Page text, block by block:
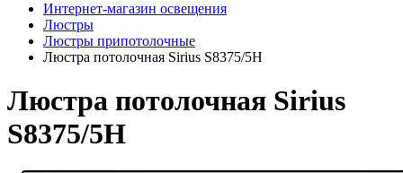
Интернет-магазин освещения
Люстры
Люстры припотолочные
Люстра потолочная Sirius S8375/5H
Люстра потолочная Sirius
S8375/5H